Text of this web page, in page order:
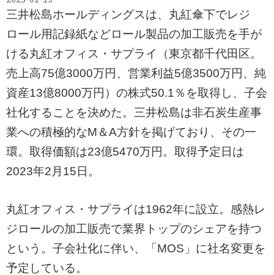
三井松島ホールディングスは、丸紅傘下でレジ
ロール用記録紙などロール製品の加工販売を手が
ける丸紅オフィス・サプライ（東京都千代田区。
売上高75億3000万円、営業利益5億3500万円、純
資産13億8000万円）の株式50.1％を取得し、子会
社化することを決めた。三井松島は非石炭生産事
業への積極的なM＆A方針を掲げており、その一
環。取得価額は23億5470万円。取得予定日は
2023年2月15日。
丸紅オフィス・サプライは1962年に設立。感熱レ
ジロールの加工販売で業界トップのシェアを持つ
という。子会社化に伴い、「MOS」に社名変更を
予定している。